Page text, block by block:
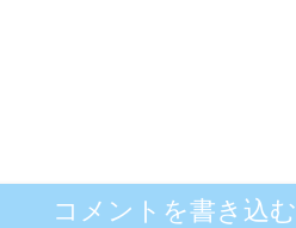
コメントを書き込む